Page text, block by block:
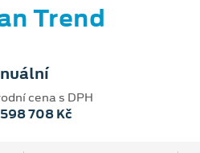
Trend
cena s DPH
598 708 Kč